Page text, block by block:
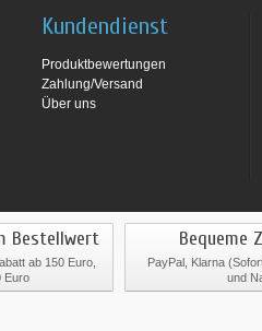
Kundendienst
Produktbewertungen
Zahlung/Versand
Über uns
Bestellwert
ab 150 Euro,
Euro
Bequeme
PayPal, Klarna
und